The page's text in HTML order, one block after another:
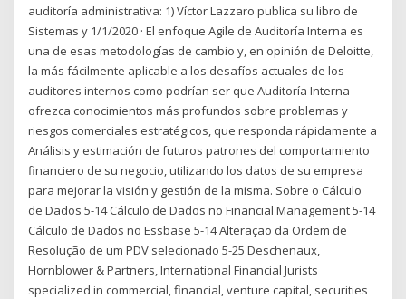
auditoría administrativa: 1) Víctor Lazzaro publica su libro de
Sistemas y 1/1/2020 · El enfoque Agile de Auditoría Interna es
una de esas metodologías de cambio y, en opinión de Deloitte,
la más fácilmente aplicable a los desafíos actuales de los
auditores internos como podrían ser que Auditoría Interna
ofrezca conocimientos más profundos sobre problemas y
riesgos comerciales estratégicos, que responda rápidamente a
Análisis y estimación de futuros patrones del comportamiento
financiero de su negocio, utilizando los datos de su empresa
para mejorar la visión y gestión de la misma. Sobre o Cálculo
de Dados 5-14 Cálculo de Dados no Financial Management 5-14
Cálculo de Dados no Essbase 5-14 Alteração da Ordem de
Resolução de um PDV selecionado 5-25 Deschenaux,
Hornblower & Partners, International Financial Jurists
specialized in commercial, financial, venture capital, securities